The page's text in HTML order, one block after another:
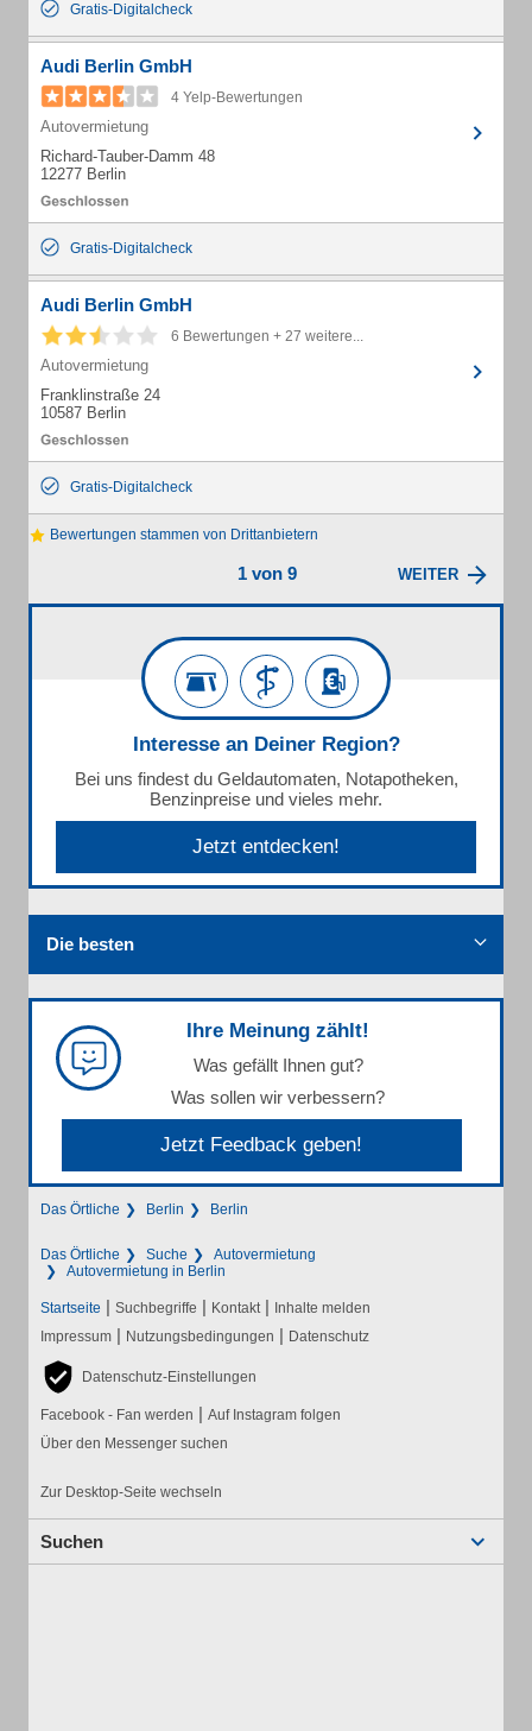
Gratis-Digitalcheck
Audi Berlin GmbH
4 Yelp-Bewertungen
Autovermietung
Richard-Tauber-Damm 48
12277 Berlin
Gratis-Digitalcheck
Audi Berlin GmbH
6 Bewertungen + 27 weitere...
Autovermietung
Franklinstraße 24
10587 Berlin
Gratis-Digitalcheck
Bewertungen stammen von Drittanbietern
1 von 9 WEITER
Interesse an Deiner Region?
Bei uns findest du Geldautomaten, Notapotheken,
Benzinpreise und vieles mehr.
Jetzt entdecken!
Die besten
Ihre Meinung zählt!
Was gefällt Ihnen gut?
Was sollen wir verbessern?
Jetzt Feedback geben!
Das Örtliche Berlin Berlin
Das Örtliche Suche
Autovermietung
Autovermietung in Berlin
Startseite | Suchbegriffe | Kontakt | Inhalte melden
Impressum | Nutzungsbedingungen | Datenschutz
Datenschutz-Einstellungen
Facebook - Fan werden | Auf Instagram folgen
Über den Messenger suchen
Zur Desktop-Seite wechseln
Suchen